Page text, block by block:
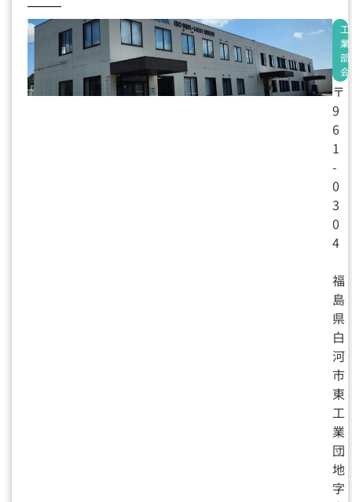
製
造
業
工
業
部
会
〒
9
6
1
-
0
3
0
4
福
島
県
白
河
市
東
工
業
団
地
字